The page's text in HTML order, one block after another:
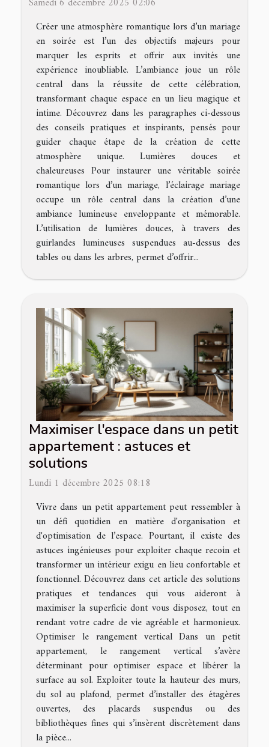
Créer une atmosphère romantique lors d’un mariage
en soirée est l’un des objectifs majeurs pour
marquer les esprits et offrir aux invités une
expérience inoubliable. L’ambiance joue un rôle
central dans la réussite de cette célébration,
transformant chaque espace en un lieu magique et
intime. Découvrez dans les paragraphes ci-dessous
des conseils pratiques et inspirants, pensés pour
guider chaque étape de la création de cette
atmosphère unique. Lumières douces et
chaleureuses Pour instaurer une véritable soirée
romantique lors d’un mariage, l’éclairage mariage
occupe un rôle central dans la création d’une
ambiance lumineuse enveloppante et mémorable.
L’utilisation de lumières douces, à travers des
guirlandes lumineuses suspendues au-dessus des
tables ou dans les arbres, permet d’offrir...
Maximiser l'espace dans un petit
appartement : astuces et
solutions
Lundi 1 décembre 2025 08:18
Vivre dans un petit appartement peut ressembler à
un défi quotidien en matière d'organisation et
d'optimisation de l’espace. Pourtant, il existe des
astuces ingénieuses pour exploiter chaque recoin et
transformer un intérieur exigu en lieu confortable et
fonctionnel. Découvrez dans cet article des solutions
pratiques et tendances qui vous aideront à
maximiser la superficie dont vous disposez, tout en
rendant votre cadre de vie agréable et harmonieux.
Optimiser le rangement vertical Dans un petit
appartement, le rangement vertical s’avère
déterminant pour optimiser espace et libérer la
surface au sol. Exploiter toute la hauteur des murs,
du sol au plafond, permet d’installer des étagères
ouvertes, des placards suspendus ou des
bibliothèques fines qui s’insèrent discrètement dans
la pièce...